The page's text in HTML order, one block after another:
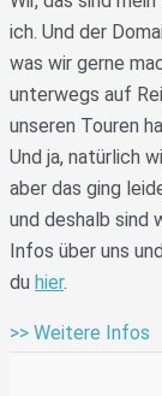
ich. Und der
was wir gerne
unterwegs auf
unseren Touren
Und ja, natürlich
aber das ging
und deshalb sind
Infos über uns
du hier.
>> Weitere Infos